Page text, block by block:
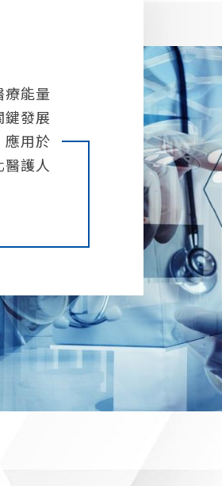
療能量
鍵發展
應用於
醫護人